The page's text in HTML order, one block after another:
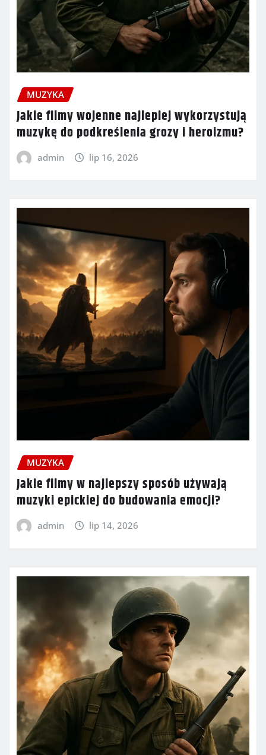
MUZYKA
Jakie filmy wojenne najlepiej wykorzystują
muzykę do podkreślenia grozy i heroizmu?
admin lip 16, 2026
MUZYKA
Jakie filmy w najlepszy sposób używają
muzyki epickiej do budowania emocji?
admin lip 14, 2026